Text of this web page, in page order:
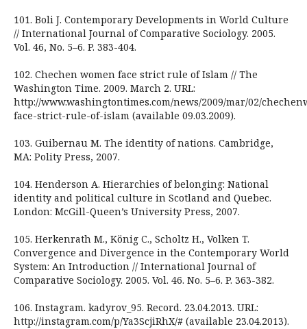
101. Boli J. Contemporary Developments in World Culture
// International Journal of Comparative Sociology. 2005.
Vol. 46, No. 5–6. P. 383-404.
102. Chechen women face strict rule of Islam // The
Washington Time. 2009. March 2. URL:
http://www.washingtontimes.com/news/2009/mar/02/
face-strict-rule-of-islam (available 09.03.2009).
103. Guibernau M. The identity of nations. Cambridge,
MA: Polity Press, 2007.
104. Henderson A. Hierarchies of belonging: National
identity and political culture in Scotland and Quebec.
London: McGill-Queen’s University Press, 2007.
105. Herkenrath M., König C., Scholtz H., Volken T.
Convergence and Divergence in the Contemporary World
System: An Introduction // International Journal of
Comparative Sociology. 2005. Vol. 46. No. 5–6. P. 363-382.
106. Instagram. kadyrov_95. Record. 23.04.2013. URL:
http://instagram.com/p/Ya3ScjiRhX/# (available 23.04.2013).